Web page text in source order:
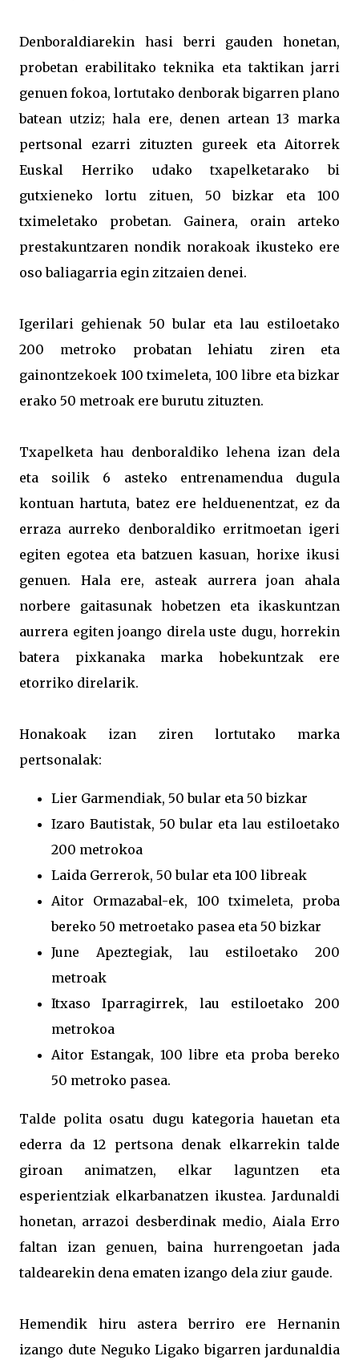
Denboraldiarekin hasi berri gauden honetan,
probetan erabilitako teknika eta taktikan jarri
genuen fokoa, lortutako denborak bigarren plano
batean utziz; hala ere, denen artean 13 marka
pertsonal ezarri zituzten gureek eta Aitorrek
Euskal Herriko udako txapelketarako bi
gutxieneko lortu zituen, 50 bizkar eta 100
tximeletako probetan. Gainera, orain arteko
prestakuntzaren nondik norakoak ikusteko ere
oso baliagarria egin zitzaien denei.
Igerilari gehienak 50 bular eta lau estiloetako
200 metroko probatan lehiatu ziren eta
gainontzekoek 100 tximeleta, 100 libre eta bizkar
erako 50 metroak ere burutu zituzten.
Txapelketa hau denboraldiko lehena izan dela
eta soilik 6 asteko entrenamendua dugula
kontuan hartuta, batez ere helduenentzat, ez da
erraza aurreko denboraldiko erritmoetan igeri
egiten egotea eta batzuen kasuan, horixe ikusi
genuen. Hala ere, asteak aurrera joan ahala
norbere gaitasunak hobetzen eta ikaskuntzan
aurrera egiten joango direla uste dugu, horrekin
batera pixkanaka marka hobekuntzak ere
etorriko direlarik.
Honakoak izan ziren lortutako marka
pertsonalak:
Lier Garmendiak, 50 bular eta 50 bizkar
Izaro Bautistak, 50 bular eta lau estiloetako
200 metrokoa
Laida Gerrerok, 50 bular eta 100 libreak
Aitor Ormazabal-ek, 100 tximeleta, proba
bereko 50 metroetako pasea eta 50 bizkar
June Apeztegiak, lau estiloetako 200
metroak
Itxaso Iparragirrek, lau estiloetako 200
metrokoa
Aitor Estangak, 100 libre eta proba bereko
50 metroko pasea.
Talde polita osatu dugu kategoria hauetan eta
ederra da 12 pertsona denak elkarrekin talde
giroan animatzen, elkar laguntzen eta
esperientziak elkarbanatzen ikustea. Jardunaldi
honetan, arrazoi desberdinak medio, Aiala Erro
faltan izan genuen, baina hurrengoetan jada
taldearekin dena ematen izango dela ziur gaude.
Hemendik hiru astera berriro ere Hernanin
izango dute Neguko Ligako bigarren jardunaldia